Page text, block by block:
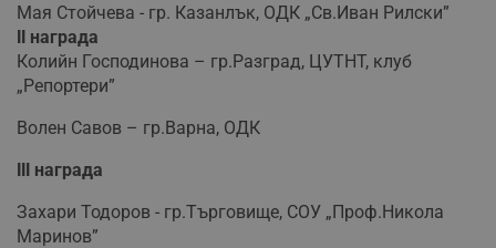
Мая Стойчева - гр. Казанлък, ОДК „Св.Иван Рилски”
ІІ награда
Колийн Господинова – гр.Разград, ЦУТНТ, клуб
„Репортери”
Волен Савов – гр.Варна, ОДК
ІІІ награда
Захари Тодоров - гр.Търговище, СОУ „Проф.Никола
Маринов”